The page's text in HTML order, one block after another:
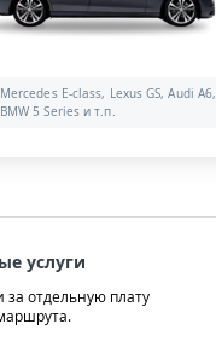
Mercedes E-class, Lexus GS, Audi A6,
BMW 5 Series и т.п.
услуги
отдельную плату